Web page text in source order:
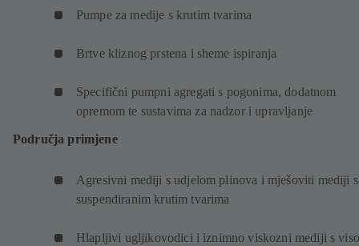
Pumpe za medije s krutim tvarima
Brtve kliznog prstena i sheme ispiranja
Specifični pumpni agregati s pogonima, dodatnom
opremom te sustavima za nadzor i upravljanje
Područja primjene
Agresivni mediji s udjelom plinova i mješoviti mediji
suspendiranim krutim tvarima
Hlapljivi ugljikovodici i iznimno viskozni mediji s